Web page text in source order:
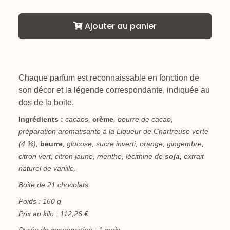
Ajouter au panier
Chaque parfum est reconnaissable en fonction de
son décor et la légende correspondante, indiquée au
dos de la boite.
Ingrédients : cacaos, crème, beurre de cacao,
préparation aromatisante à la Liqueur de Chartreuse verte
(4 %), beurre, glucose, sucre inverti, orange, gingembre,
citron vert, citron jaune, menthe, lécithine de soja, extrait
naturel de vanille.
Boite de 21 chocolats
Poids : 160 g
Prix au kilo : 112,26 €